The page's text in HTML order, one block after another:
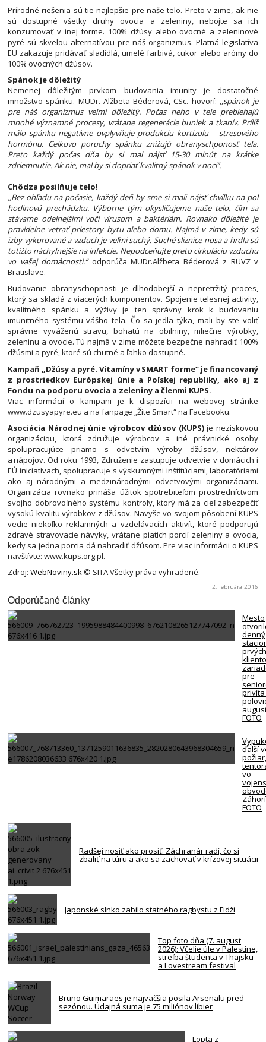
Prírodné riešenia sú tie najlepšie pre naše telo. Preto v zime, ak nie
sú dostupné všetky druhy ovocia a zeleniny, nebojte sa ich
konzumovať v inej forme. 100% džúsy alebo ovocné a zeleninové
pyré sú skvelou alternatívou pre náš organizmus. Platná legislatíva
EU zakazuje pridávať sladidlá, umelé farbivá, cukor alebo arómy do
100% ovocných džúsov.
Spánok je dôležitý
Nemenej dôležitým prvkom budovania imunity je dostatočné
množstvo spánku. MUDr. Alžbeta Béderová, CSc. hovorí: ,,spánok je
pre náš organizmus veľmi dôležitý. Počas neho v tele prebiehajú
mnohé významné procesy, vrátane regenerácie buniek a tkanív. Príliš
málo spánku negatívne ovplyvňuje produkciu kortizolu – stresového
hormónu. Celkovo poruchy spánku znižujú obranyschponosť tela.
Preto každý počas dňa by si mal nájsť 15-30 minút na krátke
zdriemnutie. Ak nie, mal by si dopriať kvalitný spánok v noci“.
Chôdza posilňuje telo!
,,Bez ohľadu na počasie, každý deň by sme si mali nájsť chvíľku na pol
hodinovú prechádzku. Výborne tým okysličujeme naše telo, čím sa
stávame odelnejšími voči vírusom a baktériám. Rovnako dôležité je
pravidelne vetrať priestory bytu alebo domu. Najmä v zime, kedy sú
izby vykurované a vzduch je veľmi suchý. Suché sliznice nosa a hrdla sú
totižto náchylnejšie na infekcie. Nepodceňujte preto cirkuláciu vzduchu
vo vašej domácnosti.“odporúča MUDr.Alžbeta Béderová z RUVZ v
Bratislave.
Budovanie obranyschopnosti je dlhodobejší a nepretržitý proces,
ktorý sa skladá z viacerých komponentov. Spojenie telesnej activity,
kvalitného spánku a výživy je ten správny krok k budovaniu
imunitného systému vášho tela. Čo sa jedla týka, mali by ste voliť
správne vyváženú stravu, bohatú na obilniny, mliečne výrobky,
zeleninu a ovocie. Tú najmä v zime môžete bezpečne nahradiť 100%
džúsmi a pyré, ktoré sú chutné a ľahko dostupné.
Kampaň „Džúsy a pyré. Vitamíny v SMART forme“ je financovaný
z prostriedkov Európskej únie a Poľskej republiky, ako aj z
Fondu na podporu ovocia a zeleniny a členmi KUPS.
Viac informácií o kampani je k dispozícii na webovej stránke
www.dzusyapyre.eu a na fanpage „Žite Smart“ na Facebooku.
Asociácia Národnej únie výrobcov džúsov (KUPS)je neziskovou
organizáciou, ktorá združuje výrobcov a iné právnické osoby
spolupracujúce priamo s odvetvím výroby džúsov, nektárov
a nápojov. Od roku 1993, Združenie zastupuje odvetvie v domácich i
EÚ iniciatívach, spolupracuje s výskumnými inštitúciami, laboratóriami
ako aj národnými a medzinárodnými odvetvovými organizáciami.
Organizácia rovnako prináša úžitok spotrebiteľom prostredníctvom
svojho dobrovoľného systému kontroly, ktorý má za cieľ zabezpečiť
vysokú kvalitu výrobkov z džúsov. Navyše vo svojom pôsobení KUPS
vedie niekoľko reklamných a vzdelávacích aktivít, ktoré podporujú
zdravé stravovacie návyky, vrátane piatich porcií zeleniny a ovocia,
kedy sa jedna porcia dá nahradiť džúsom. Pre viac informácii o KUPS
navštívte: www.kups.org.pl.
Zdroj: WebNoviny.sk © SITA Všetky práva vyhradené.
2. februára 2016
Odporúčané články
Mesto
denný
prvých
pre
FOTO
ďalší
požiar,
vo
FOTO
Radšej nosiť ako prosiť. Záchranár radí, čo si
zbaliť na túru a ako sa zachovať v krízovej situácii
Japonské slnko zabilo statného ragbystu z Fidži
Top foto dňa (7. august
2026): Včelie úle v Palestíne,
streľba študenta v Thajsku
a Lovestream festival
Bruno Guimaraes je najväčšia posila Arsenalu pred
sezónou. Údajná suma je 75 miliónov libier
Lopta z